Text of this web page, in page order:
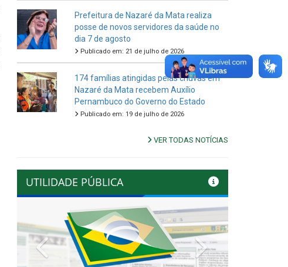
Prefeitura de Nazaré da Mata realiza
posse de novos servidores da saúde no
dia 7 de agosto
Publicado em: 21 de julho de 2026
174 famílias atingidas pelas chuvas em
Nazaré da Mata recebem Auxílio
Pernambuco do Governo do Estado
Publicado em: 19 de julho de 2026
VER TODAS NOTÍCIAS
UTILIDADE PÚBLICA
Previous Next